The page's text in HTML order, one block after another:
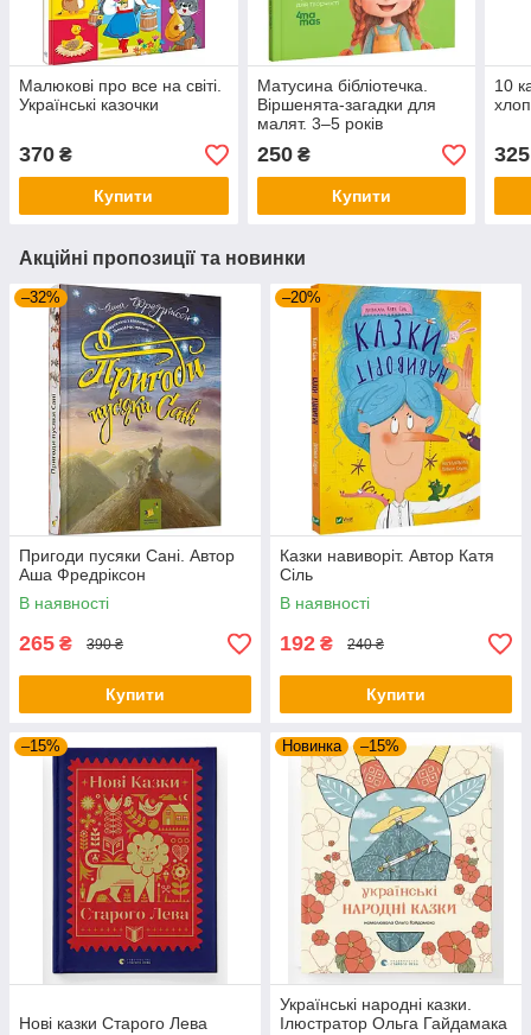
Малюкові про все на світі.
Українські казочки
370 ₴
Купити
Матусина бібліотечка.
Віршенята-загадки для
малят. 3–5 років
250₴
Купити
10
325
Акційні пропозиції та новинки
–32%
Пригоди пусяки Сані. Автор
Аша Фредріксон
В наявності
265 ₴ 390 ₴
Купити
–20%
Казки навиворіт. Автор Катя
Сіль
В наявності
192 ₴ 240 ₴
Купити
–15%
Нові казки Старого Лева
Новинка –15%
Українські народні казки.
Ілюстратор Ольга Гайдамака